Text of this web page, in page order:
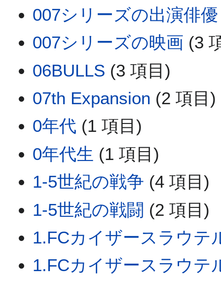
007シリーズの出演俳優
007シリーズの映画 (3
06BULLS (3 項目)
07th Expansion (2 項目)
0年代 (1 項目)
0年代生 (1 項目)
1-5世紀の戦争 (4 項目)
1-5世紀の戦闘 (2 項目)
1.FCカイザースラウテ
1.FCカイザースラウテ